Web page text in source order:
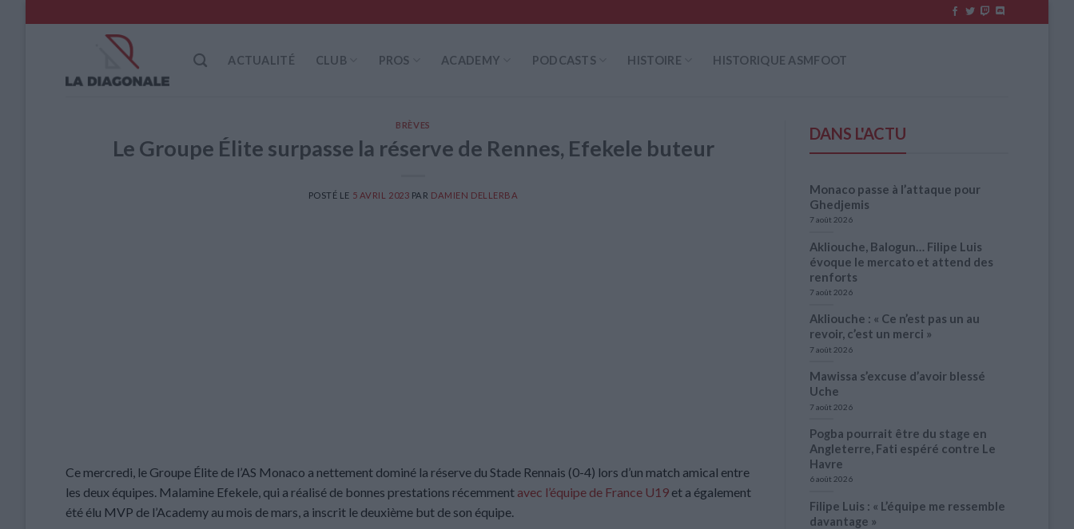
to
ACTUALITÉ CLUB PROS ACADEMY PODCASTS HISTOIRE HISTORIQUE ASMFOOT
BRÈVES
Le Groupe Élite surpasse la réserve de Rennes, Efekele buteur
POSTÉ LE 5 AVRIL 2023 PAR DAMIEN DELLERBA
Ce mercredi, le Groupe Élite de l’AS Monaco a nettement dominé la réserve du Stade Rennais (0-4) lors d’un match amical entre
les deux équipes. Malamine Efekele, qui a réalisé de bonnes prestations récemment avec l’équipe de France U19 et a également
été élu MVP de l’Academy au mois de mars, a inscrit le deuxième but de son équipe.
DANS L'ACTU
Monaco passe à l’attaque pour
Ghedjemis
7 août 2026
Akliouche, Balogun… Filipe Luis
évoque le mercato et attend des
renforts
7 août 2026
Akliouche : « Ce n’est pas un au
revoir, c’est un merci »
7 août 2026
Mawissa s’excuse d’avoir blessé
Uche
7 août 2026
Pogba pourrait être du stage en
Angleterre, Fati espéré contre Le
Havre
6 août 2026
Filipe Luis : « L’équipe me ressemble
davantage »